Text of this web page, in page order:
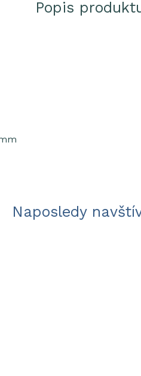
Popis
Naposledy